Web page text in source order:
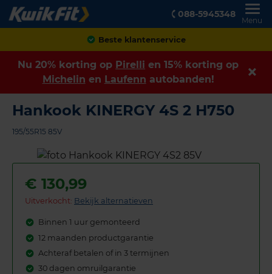
088-5945348
Menu
Achteraf betalen
Nu 20% korting op Pirelli en 15% korting op
Michelin en Laufenn autobanden!
Hankook KINERGY 4S 2 H750
195/55R15 85V
€ 130,99
Uitverkocht: Bekijk alternatieven
Binnen 1 uur gemonteerd
12 maanden productgarantie
Achteraf betalen of in 3 termijnen
30 dagen omruilgarantie